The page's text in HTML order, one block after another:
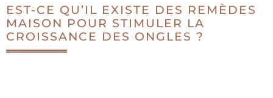
EST-CE QU’IL EXISTE DES REMÈDES
MAISON POUR STIMULER LA
CROISSANCE DES ONGLES ?